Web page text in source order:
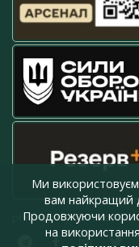
press@armyinform.com.ua
Ми
вам найкращий
Продовжуючи
на